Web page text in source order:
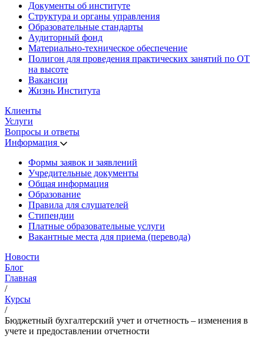
Документы об институте
Структура и органы управления
Образовательные стандарты
Аудиторный фонд
Материально-техническое обеспечение
Полигон для проведения практических занятий по ОТ
на высоте
Вакансии
Жизнь Института
Клиенты
Услуги
Вопросы и ответы
Информация
Формы заявок и заявлений
Учредительные документы
Общая информация
Образование
Правила для слушателей
Стипендии
Платные образовательные услуги
Вакантные места для приема (перевода)
Новости
Блог
Главная
/
Курсы
/
Бюджетный бухгалтерский учет и отчетность – изменения в
учете и предоставлении отчетности